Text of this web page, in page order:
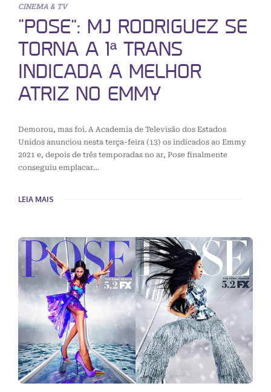
CINEMA & TV
“POSE”: MJ RODRIGUEZ SE
TORNA A 1ª TRANS
INDICADA A MELHOR
ATRIZ NO EMMY
Demorou, mas foi. A Academia de Televisão dos Estados
Unidos anunciou nesta terça-feira (13) os indicados ao Emmy
2021 e, depois de três temporadas no ar, Pose finalmente
conseguiu emplacar…
LEIA MAIS